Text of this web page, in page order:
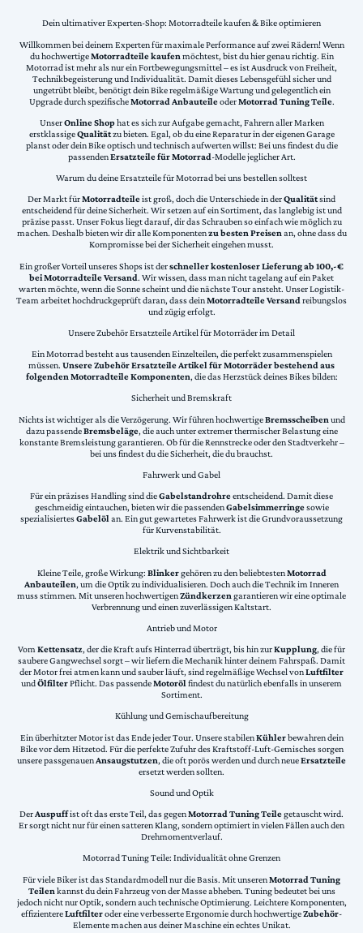
Dein ultimativer Experten-Shop: Motorradteile kaufen & Bike optimieren
Willkommen bei deinem Experten für maximale Performance auf zwei Rädern! Wenn
du hochwertigeMotorradteile kaufen möchtest, bist du hier genau richtig. Ein
Motorrad ist mehr als nur ein Fortbewegungsmittel – es ist Ausdruck von Freiheit,
Technikbegeisterung und Individualität. Damit dieses Lebensgefühl sicher und
ungetrübt bleibt, benötigt dein Bike regelmäßige Wartung und gelegentlich ein
Upgrade durch spezifischeMotorrad AnbauteileoderMotorrad Tuning Teile.
UnserOnline Shophat es sich zur Aufgabe gemacht, Fahrern aller Marken
erstklassigeQualitätzu bieten. Egal, ob du eine Reparatur in der eigenen Garage
planst oder dein Bike optisch und technisch aufwerten willst: Bei uns findest du die
passendenErsatzteile für Motorrad-Modelle jeglicher Art.
Warum du deine Ersatzteile für Motorrad bei uns bestellen solltest
Der Markt fürMotorradteileist groß, doch die Unterschiede in derQualitätsind
entscheidend für deine Sicherheit. Wir setzen auf ein Sortiment, das langlebig ist und
präzise passt. Unser Fokus liegt darauf, dir das Schrauben so einfach wie möglich zu
machen. Deshalb bieten wir dir alle Komponentenzu besten Preisenan, ohne dass du
Kompromisse bei der Sicherheit eingehen musst.
Ein großer Vorteil unseres Shops ist derschneller kostenloser Lieferung ab 100,-€
bei Motorradteile Versand. Wir wissen, dass man nicht tagelang auf ein Paket
warten möchte, wenn die Sonne scheint und die nächste Tour ansteht. Unser Logistik-
Team arbeitet hochdruckgeprüft daran, dass deinMotorradteile Versand reibungslos
und zügig erfolgt.
Unsere Zubehör Ersatzteile Artikel für Motorräder im Detail
Ein Motorrad besteht aus tausenden Einzelteilen, die perfekt zusammenspielen
müssen. Unsere Zubehör Ersatzteile Artikel für Motorräder bestehend aus
folgenden Motorradteile Komponenten, die das Herzstück deines Bikes bilden:
Sicherheit und Bremskraft
Nichts ist wichtiger als die Verzögerung. Wir führen hochwertigeBremsscheiben und
dazu passendeBremsbeläge, die auch unter extremer thermischer Belastung eine
konstante Bremsleistung garantieren. Ob für die Rennstrecke oder den Stadtverkehr –
bei uns findest du die Sicherheit, die du brauchst.
Fahrwerk und Gabel
Für ein präzises Handling sind dieGabelstandrohreentscheidend. Damit diese
geschmeidig eintauchen, bieten wir die passendenGabelsimmerringesowie
spezialisiertesGabelölan. Ein gut gewartetes Fahrwerk ist die Grundvoraussetzung
für Kurvenstabilität.
Elektrik und Sichtbarkeit
Kleine Teile, große Wirkung: Blinkergehören zu den beliebtestenMotorrad
Anbauteilen, um die Optik zu individualisieren. Doch auch die Technik im Inneren
muss stimmen. Mit unseren hochwertigenZündkerzen garantieren wir eine optimale
Verbrennung und einen zuverlässigen Kaltstart.
Antrieb und Motor
VomKettensatz, der die Kraft aufs Hinterrad überträgt, bis hin zurKupplung, die für
saubere Gangwechsel sorgt – wir liefern die Mechanik hinter deinem Fahrspaß. Damit
der Motor frei atmen kann und sauber läuft, sind regelmäßige Wechsel vonLuftfilter
undÖlfilterPflicht. Das passendeMotorölfindest du natürlich ebenfalls in unserem
Sortiment.
Kühlung und Gemischaufbereitung
Ein überhitzter Motor ist das Ende jeder Tour. Unsere stabilenKühlerbewahren dein
Bike vor dem Hitzetod. Für die perfekte Zufuhr des Kraftstoff-Luft-Gemisches sorgen
unsere passgenauenAnsaugstutzen, die oft porös werden und durch neueErsatzteile
ersetzt werden sollten.
Sound und Optik
DerAuspuffist oft das erste Teil, das gegenMotorrad Tuning Teilegetauscht wird.
Er sorgt nicht nur für einen satteren Klang, sondern optimiert in vielen Fällen auch den
Drehmomentverlauf.
Motorrad Tuning Teile: Individualität ohne Grenzen
Für viele Biker ist das Standardmodell nur die Basis. Mit unserenMotorrad Tuning
Teilen kannst du dein Fahrzeug von der Masse abheben. Tuning bedeutet bei uns
jedoch nicht nur Optik, sondern auch technische Optimierung. Leichtere Komponenten,
effizientereLuftfilteroder eine verbesserte Ergonomie durch hochwertigeZubehör-
Elemente machen aus deiner Maschine ein echtes Unikat.